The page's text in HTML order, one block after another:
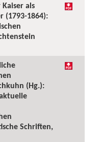
als
(1793-1864):
(Hg.):
Schriften,